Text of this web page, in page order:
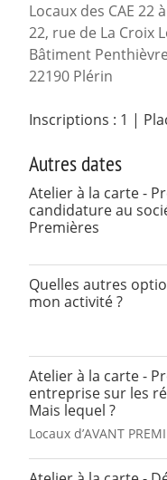
Locaux des CAE 22
22, rue de La Croix
Bâtiment
22190 Plérin
Inscriptions : 1 |
Autres dates
Atelier à la carte -
candidature au
Premières
Quelles autres
mon activité ?
Atelier à la carte -
entreprise sur les
Mais lequel ?
Locaux d’AVANT